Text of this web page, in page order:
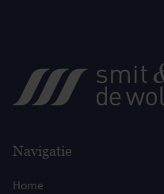
Navigatie
Home